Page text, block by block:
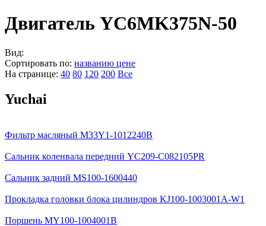
Двигатель YC6MK375N-50
Вид:
Сортировать по: названию цене
На странице: 40 80 120 200 Все
Yuchai
Фильтр масляный M33Y1-1012240B
Сальник коленвала передний YC209-C082105PR
Сальник задний MS100-1600440
Прокладка головки блока цилиндров KJ100-1003001A-W1
Поршень MY100-1004001B